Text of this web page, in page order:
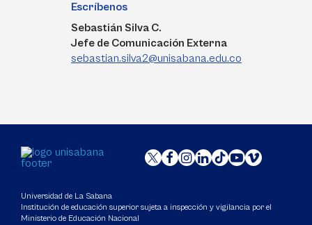
Escríbenos
Sebastián Silva C.
Jefe de Comunicación Externa
sebastian.silva2@unisabana.edu.co
Universidad de La Sabana
Institución de educación superior sujeta a inspección y vigilancia por el
Ministerio de Educación Nacional